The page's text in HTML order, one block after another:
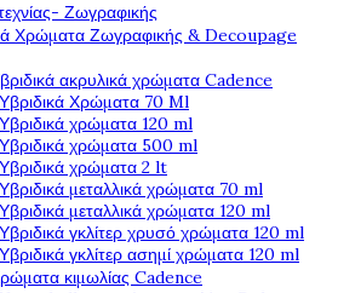
Ζωγραφικής
Χρώματα Ζωγραφικής & Decoupage
ακρυλικά χρώματα Cadence
Υβριδικά Χρώματα 70 Ml
Υβριδικά χρώματα 120 ml
Υβριδικά χρώματα 500 ml
Υβριδικά χρώματα 2 lt
Υβριδικά μεταλλικά χρώματα 70 ml
Υβριδικά μεταλλικά χρώματα 120 ml
Υβριδικά γκλίτερ χρυσό χρώματα 120 ml
Υβριδικά γκλίτερ ασημί χρώματα 120 ml
κιμωλίας Cadence